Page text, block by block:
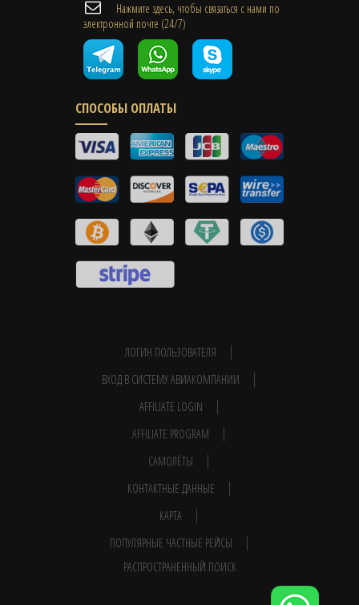
Нажмите здесь, чтобы связаться с нами по
электронной почте (24/7)
СПОСОБЫ ОПЛАТЫ
ЛОГИН ПОЛЬЗОВАТЕЛЯ
ВХОД В СИСТЕМУ АВИАКОМПАНИИ
AFFILIATE LOGIN
AFFILIATE PROGRAM
САМОЛЁТЫ
КОНТАКТНЫЕ ДАННЫЕ
КАРТА
ПОПУЛЯРНЫЕ ЧАСТНЫЕ РЕЙСЫ
РАСПРОСТРАНЕННЫЙ ПОИСК